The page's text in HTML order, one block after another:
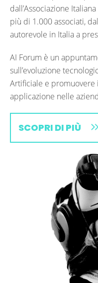
dall’Associazione
più di 1.000 associati,
autorevole in Italia a
AI Forum è un
sull’evoluzione
Artificiale e promuovere
applicazione nelle
SCOPRI DI PIÙ